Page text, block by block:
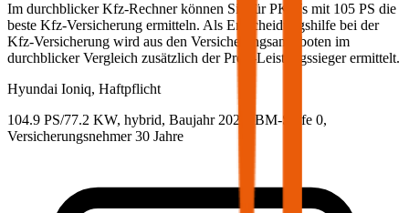
Im durchblicker Kfz-Rechner können Sie für PKWs mit 105 PS die
beste Kfz-Versicherung ermitteln. Als Entscheidungshilfe bei der
Kfz-Versicherung wird aus den Versicherungsangeboten im
durchblicker Vergleich zusätzlich der Preis-Leistungssieger ermittelt.
Hyundai Ioniq, Haftpflicht
104.9 PS/77.2 KW, hybrid, Baujahr 2022,
BM-Stufe 0,
Versicherungsnehmer 30 Jahre